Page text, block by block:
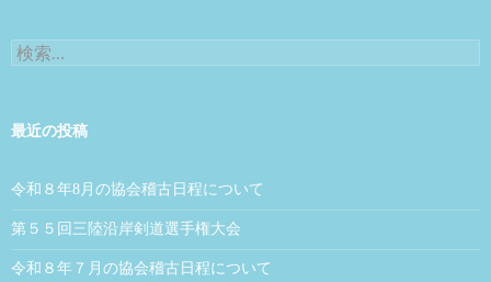
検索:
最近の投稿
令和８年8月の協会稽古日程について
第５５回三陸沿岸剣道選手権大会
令和８年７月の協会稽古日程について